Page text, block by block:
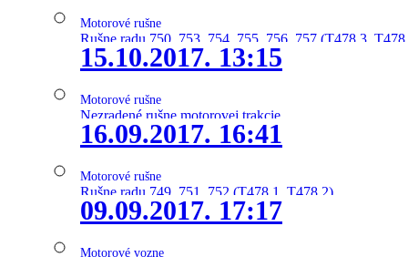
Motorové rušne
Rušne radu 750, 753, 754, 755, 756, 757 (T478.3,
15.10.2017. 13:15
Motorové rušne
Nezradené rušne motorovej trakcie
16.09.2017. 16:41
Motorové rušne
Rušne radu 749, 751, 752 (T478.1, T478.2)
09.09.2017. 17:17
Motorové vozne